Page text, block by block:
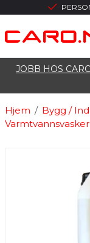
JOBB HOS
/
Hjem Bygg /
Varmtvannsvasker